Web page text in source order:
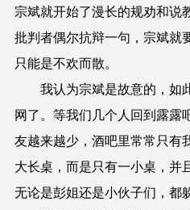
宗斌就开始了漫长的规劝和说
批判者偶尔抗辩一句，宗斌就
只能是不欢而散。
我认为宗斌是故意的，如
网了。等我们几个人回到露露
友越来越少，酒吧里常常只有
大长桌，而是只有一小桌，并
无论是彭姐还是小伙子们，都